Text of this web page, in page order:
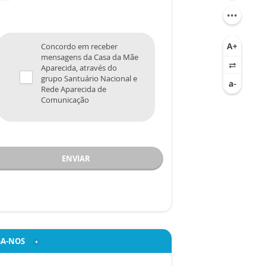
Concordo em receber
mensagens da Casa da Mãe
Aparecida, através do
grupo Santuário Nacional e
Rede Aparecida de
Comunicação
ENVIAR
NOS